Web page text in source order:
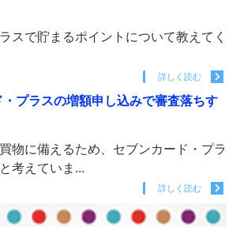
スで貯まるポイントについて教えてく
詳しく読む
プラスの増額申し込みで審査落ちす
物に備えるため、セブンカード・プラ
考えていま...
詳しく読む